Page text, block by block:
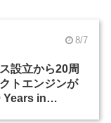
8/7
設立から20周
トエンジンが
Years in